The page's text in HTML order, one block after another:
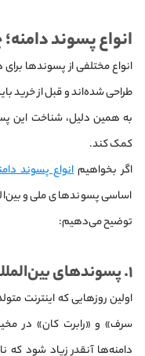
انواع پسوند
انواع مختلفی از پسوندها
طراحی شده‌اند و قبل از خرید
به همین دلیل، شناخت این
کمک کند.
اگر بخواهیم انواع پسوند
اساسی پسوندهای ملی و
توضیح می‌دهیم:
۱. پسوندهای بین‌المللی دامنه
اولین روزهایی که اینترنت
سرف» و «رابرت کان» در
دامنه‌ها آنقدر زیاد شود که